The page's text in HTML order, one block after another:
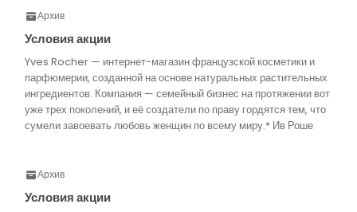
Архив
Условия акции
Yves Rocher — интернет-магазин французской косметики и
парфюмерии, созданной на основе натуральных растительных
ингредиентов. Компания — семейный бизнес на протяжении вот
уже трех поколений, и её создатели по праву гордятся тем, что
сумели завоевать любовь женщин по всему миру.* Ив Роше
Архив
Условия акции